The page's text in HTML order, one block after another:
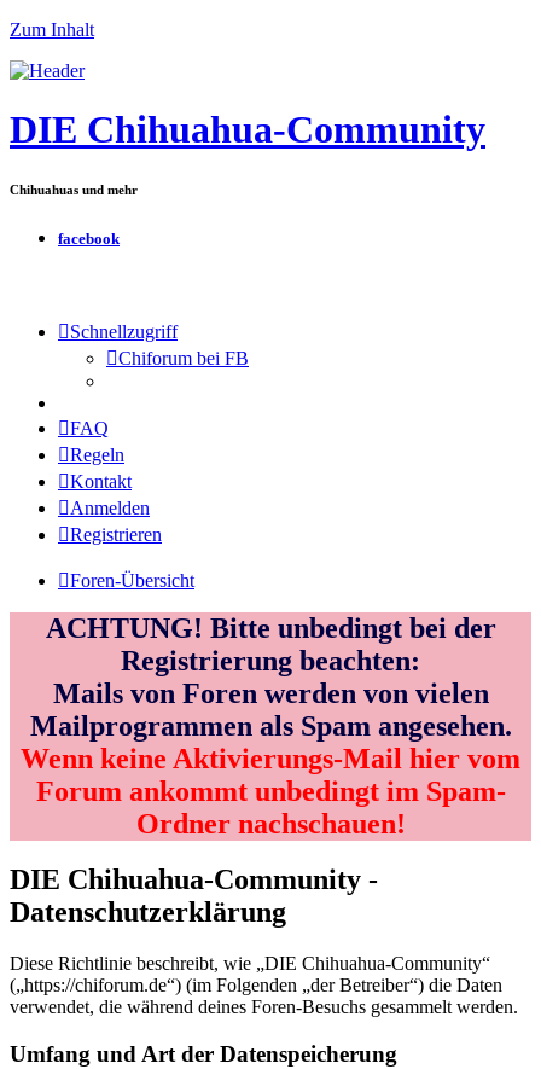
Zum Inhalt
DIE Chihuahua-Community
Chihuahuas und mehr
facebook
Schnellzugriff
Chiforum bei FB
FAQ
Regeln
Kontakt
Anmelden
Registrieren
Foren-Übersicht
ACHTUNG! Bitte unbedingt bei der
Registrierung beachten:
Mails von Foren werden von vielen
Mailprogrammen als Spam angesehen.
Wenn keine Aktivierungs-Mail hier vom
Forum ankommt unbedingt im Spam-
Ordner nachschauen!
DIE Chihuahua-Community -
Datenschutzerklärung
Diese Richtlinie beschreibt, wie „DIE Chihuahua-Community“
(„https://chiforum.de“) (im Folgenden „der Betreiber“) die Daten
verwendet, die während deines Foren-Besuchs gesammelt werden.
Umfang und Art der Datenspeicherung